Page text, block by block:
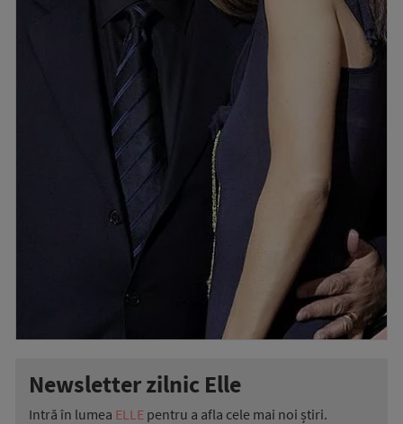
Newsletter zilnic Elle
Intră în lumea ELLE pentru a afla cele mai noi știri.